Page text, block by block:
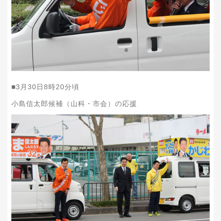
■3 月 30日8時20分頃
小島信太郎候補（山科・市会）の応援